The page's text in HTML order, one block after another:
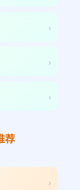
›
›
›
荐
›